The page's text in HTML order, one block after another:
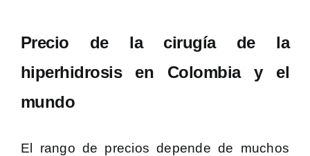
Precio de la cirugía de la
hiperhidrosis en Colombia y el
mundo
El rango de precios depende de muchos